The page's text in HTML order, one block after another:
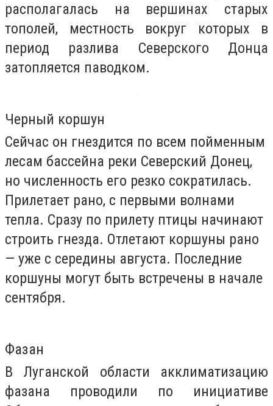
располагалась на вершинах старых
тополей, местность вокруг которых в
период разлива Северского Донца
затопляется паводком.
Черный коршун
Сейчас он гнездится по всем пойменным
лесам бассейна реки Северский Донец,
но численность его резко сократилась.
Прилетает рано, с первыми волнами
тепла. Сразу по прилету птицы начинают
строить гнезда. Отлетают коршуны рано
— уже с середины августа. Последние
коршуны могут быть встречены в начале
сентября.
Фазан
В Луганской области акклиматизацию
фазана проводили по инициативе